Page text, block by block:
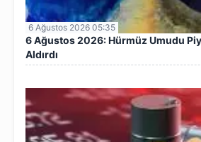
6 Ağustos 2026 05:35
6 Ağustos 2026: Hürmüz Umudu
Aldırdı